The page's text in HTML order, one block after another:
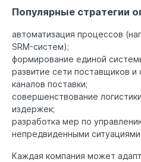
Популярные стратегии
автоматизация процессов
SRM-систем);
формирование единой
развитие сети поставщиков и
каналов поставки;
совершенствование
издержек;
разработка мер по
непредвиденными
Каждая компания может